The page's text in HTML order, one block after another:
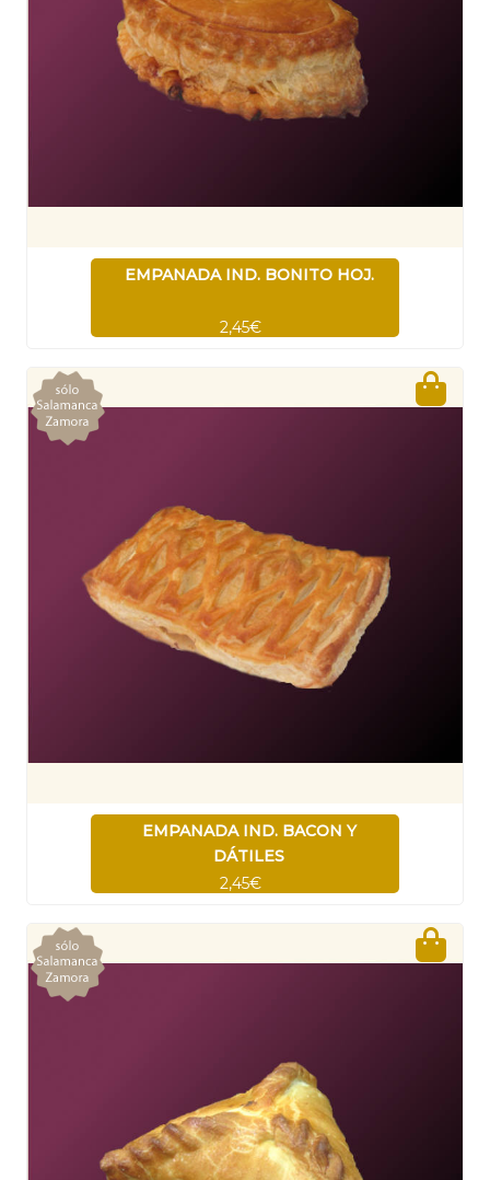
EMPANADA IND. BONITO HOJ.
2,45€
EMPANADA IND. BACON Y
DÁTILES
2,45€